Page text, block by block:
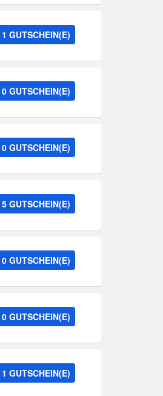
1 GUTSCHEIN(E)
0 GUTSCHEIN(E)
0 GUTSCHEIN(E)
5 GUTSCHEIN(E)
0 GUTSCHEIN(E)
0 GUTSCHEIN(E)
1 GUTSCHEIN(E)